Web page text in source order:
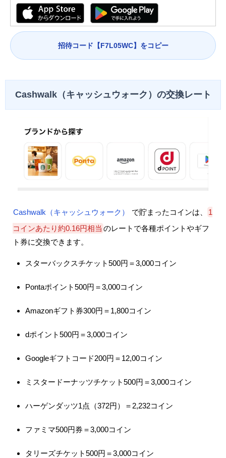
招待コード【F7L05WC】をコピー
Cashwalk（キャッシュウォーク）の交換レート
Cashwalk（キャッシュウォーク） で貯まったコインは、
1
コインあたり約0.16円相当 のレートで各種ポイントやギフ
ト券に交換できます。
スターバックスチケット500円＝3,000コイン
Pontaポイント500円＝3,000コイン
Amazonギフト券300円＝1,800コイン
dポイント500円＝3,000コイン
Googleギフトコード200円＝12,00コイン
ミスタードーナッツチケット500円＝3,000コイン
ハーゲンダッツ1点（372円）＝2,232コイン
ファミマ500円券＝3,000コイン
タリーズチケット500円＝3,000コイン